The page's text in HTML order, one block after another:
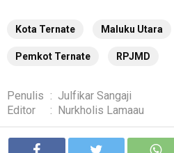
Kota Ternate Maluku Utara
Pemkot Ternate RPJMD
Penulis : Julfikar Sangaji
Editor
: Nurkholis Lamaau